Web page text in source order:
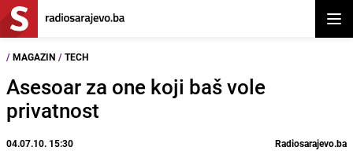
/ MAGAZIN / TECH
Asesoar za one koji baš vole
privatnost
04.07.10. 15:30 Radiosarajevo.ba